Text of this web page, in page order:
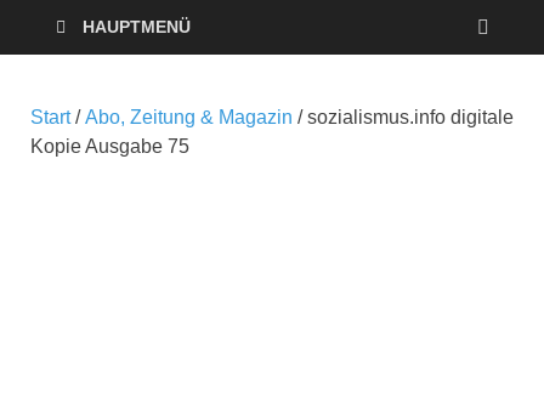
HAUPTMENÜ
Start/Abo, Zeitung & Magazin / sozialismus.info digitale
Kopie Ausgabe 75